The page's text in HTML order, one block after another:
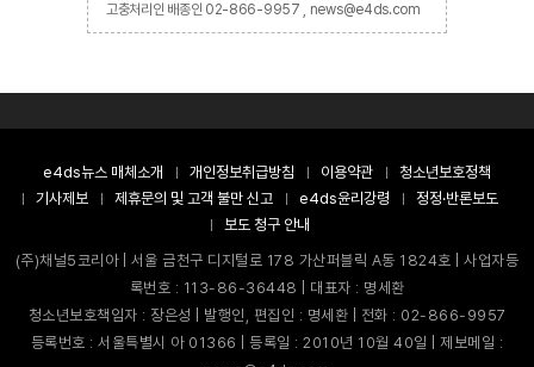
고충처리인 배종인 02-866-9957 , news@e4ds.com
e4ds뉴스 매체소개 개인정보취급방침 이용약관
청소년보호정책
기사제보
제휴문의 및 고객 불만 신고 e4ds윤리강령
정정·반론보도
보도 청구 안내
(주)채널5코리아 | 서울 금천구 디지털로 178 가산퍼블릭 A동 1824호 | 사업자등
록번호 : 113-86-36448 | 대표자 : 명세환
청소년보호책임자 : 장은성 | 발행인, 편집인 : 명세환 | 전화 : 02-866-9957
등록번호 : 서울특별시 아 01366 | 등록일 : 2010년 10월 40일 | 제보메일 :